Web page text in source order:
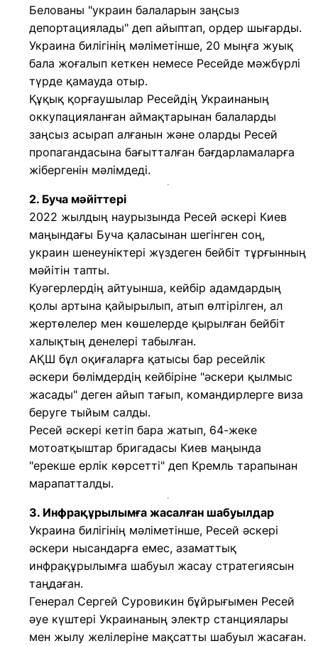
Белованы "украин балаларын заңсыз
депортациялады" деп айыптап, ордер шығарды.
Украина билігінің мәліметінше, 20 мыңға жуық
бала жоғалып кеткен немесе Ресейде мәжбүрлі
түрде қамауда отыр.
Құқық қорғаушылар Ресейдің Украинаның
оккупацияланған аймақтарынан балаларды
заңсыз асырап алғанын және оларды Ресей
пропагандасына бағытталған бағдарламаларға
жібергенін мәлімдеді.
2. Буча мәйіттері
2022 жылдың наурызында Ресей әскері Киев
маңындағы Буча қаласынан шегінген соң,
украин шенеуніктері жүздеген бейбіт тұрғынның
мәйітін тапты.
Куәгерлердің айтуынша, кейбір адамдардың
қолы артына қайырылып, атып өлтірілген, ал
жертөлелер мен көшелерде қырылған бейбіт
халықтың денелері табылған.
АҚШ бұл оқиғаларға қатысы бар ресейлік
әскери бөлімдердің кейбіріне "әскери қылмыс
жасады" деген айып тағып, командирлерге виза
беруге тыйым салды.
Ресей әскері кетіп бара жатып, 64-жеке
мотоатқыштар бригадасы Киев маңында
"ерекше ерлік көрсетті" деп Кремль тарапынан
марапатталды.
3. Инфрақұрылымға жасалған шабуылдар
Украина билігінің мәліметінше, Ресей әскері
әскери нысандарға емес, азаматтық
инфрақұрылымға шабуыл жасау стратегиясын
таңдаған.
Генерал Сергей Суровикин бұйрығымен Ресей
әуе күштері Украинаның электр станциялары
мен жылу желілеріне мақсатты шабуыл жасаған.